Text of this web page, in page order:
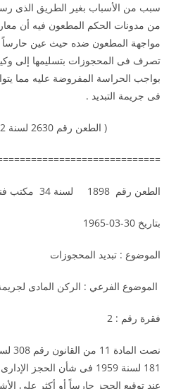
سبب من الأسباب بغير الطريق الذى
من مدونات الحكم المطعون فيه أن
مواجهة المطعون ضده حيث عين حارساً
تصرف فى المحجوزات بتسليمها إلى
بواجب الحراسة المفروضة عليه مما
فى جريمة التبديد .
( الطعن رقم 2630 لسنة 32 ق ، جلسة 1963/3/18 )
الطعن رقم 1898 لسنة 34 مكتب فنى 16 صفحة رقم 329
بتاريخ 30-03-1965
الموضوع : تبديد المحجوزات
الموضوع الفرعي : الركن المادى
فقرة رقم : 2
181 لسنة 1959 فى شأن
عند توقيع الحجز حارساً أو أكثر على